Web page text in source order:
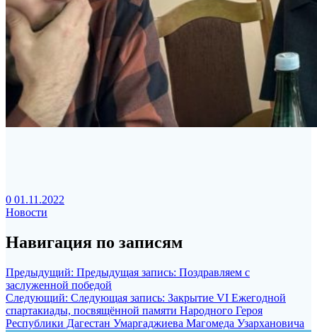
0 01.11.2022
Новости
Навигация по записям
Предыдущий: Предыдущая запись: Поздравляем с
заслуженной победой
Следующий: Следующая запись: Закрытие VI Ежегодной
спартакиады, посвящённой памяти Народного Героя
Республики Дагестан Умаргаджиева Магомеда Узархановича